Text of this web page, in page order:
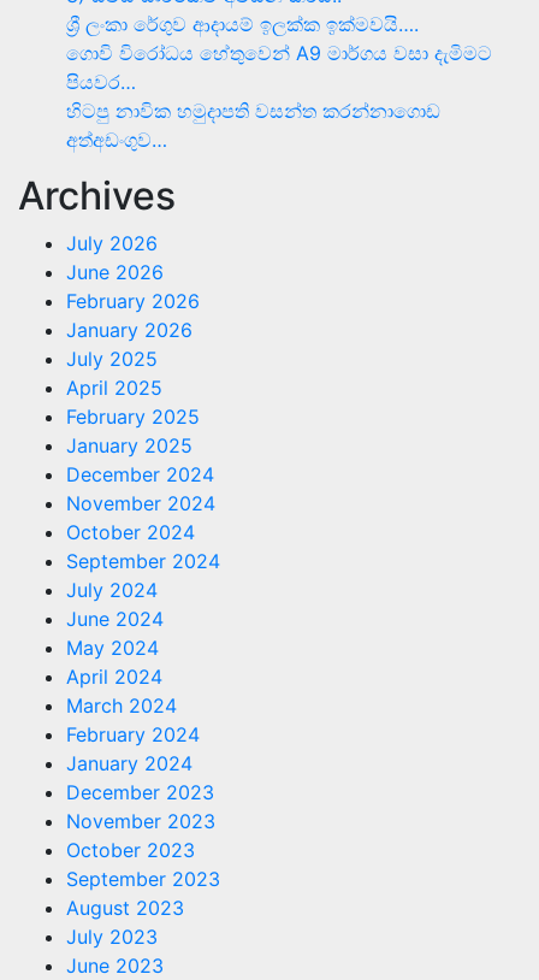
ශ්‍රී ලංකා රේගුව ආදායම් ඉලක්ක ඉක්මවයි….
ගොවි විරෝධය හේතුවෙන් A9 මාර්ගය වසා දැමිමට
පියවර…
හිටපු නාවික හමුදාපති වසන්ත කරන්නාගොඩ
අත්අඩංගුව…
Archives
July 2026
June 2026
February 2026
January 2026
July 2025
April 2025
February 2025
January 2025
December 2024
November 2024
October 2024
September 2024
July 2024
June 2024
May 2024
April 2024
March 2024
February 2024
January 2024
December 2023
November 2023
October 2023
September 2023
August 2023
July 2023
June 2023